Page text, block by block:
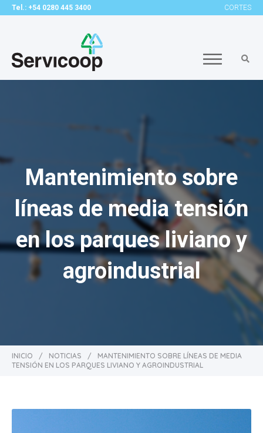
Tel.: +54 0280 445 3400 CORTES
Mantenimiento sobre
líneas de media tensión
en los parques liviano y
agroindustrial
INICIO / NOTICIAS /
MANTENIMIENTO SOBRE LÍNEAS DE MEDIA
TENSIÓN EN LOS PARQUES LIVIANO Y AGROINDUSTRIAL